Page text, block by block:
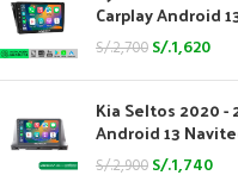
Carplay Android
S/.2,700 S/.1,620
Kia Seltos 2020 -
Android 13
S/.2,900 S/.1,740